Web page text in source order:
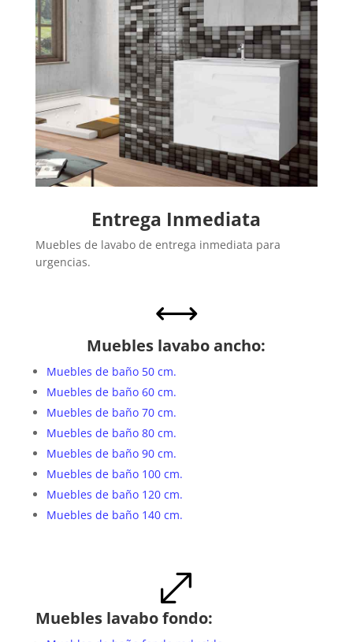
Entrega Inmediata
Muebles de lavabo de entrega inmediata para
urgencias.
,
Muebles lavabo ancho:
Muebles de baño 50 cm.
Muebles de baño 60 cm.
Muebles de baño 70 cm.
Muebles de baño 80 cm.
Muebles de baño 90 cm.
Muebles de baño 100 cm.
Muebles de baño 120 cm.
Muebles de baño 140 cm.
.
Muebles lavabo fondo: